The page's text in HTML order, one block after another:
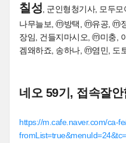
칠성 , 군인형청기사, 모두
나무늘보, ⓜ방택, ⓜ유공, ⓜ
장임, 건들지마시오, ⓜ미충,
겜왜하죠, 송하나, ⓜ염민, 도
네오 59기, 접속잘
https://m.cafe.naver.com/ca-